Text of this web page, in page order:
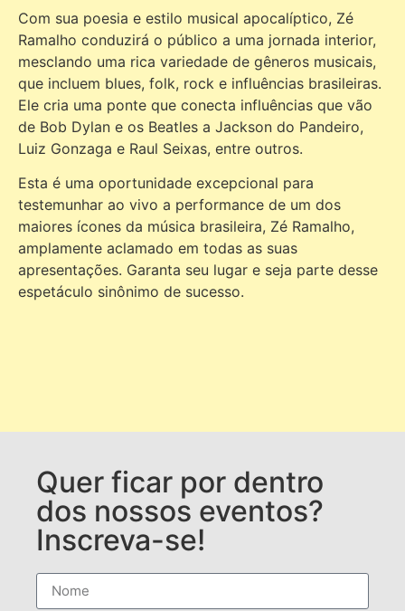
Com sua poesia e estilo musical apocalíptico, Zé
Ramalho conduzirá o público a uma jornada interior,
mesclando uma rica variedade de gêneros musicais,
que incluem blues, folk, rock e influências brasileiras.
Ele cria uma ponte que conecta influências que vão
de Bob Dylan e os Beatles a Jackson do Pandeiro,
Luiz Gonzaga e Raul Seixas, entre outros.
Esta é uma oportunidade excepcional para
testemunhar ao vivo a performance de um dos
maiores ícones da música brasileira, Zé Ramalho,
amplamente aclamado em todas as suas
apresentações. Garanta seu lugar e seja parte desse
espetáculo sinônimo de sucesso.
Quer ficar por dentro
dos nossos eventos?
Inscreva-se!